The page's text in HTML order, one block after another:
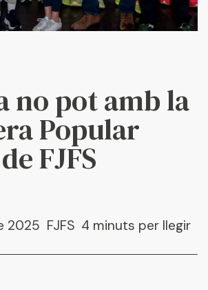
no pot amb la
Popular
FJFS
FJFS
2025 4 minuts per llegir